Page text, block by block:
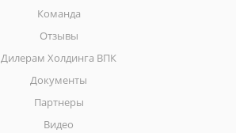
Команда
Отзывы
Дилерам Холдинга ВПК
Документы
Партнеры
Видео